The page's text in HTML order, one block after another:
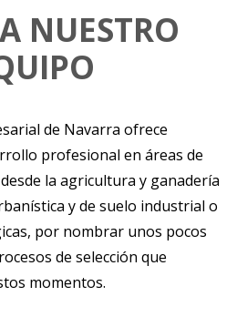
NUESTRO
de Navarra ofrece
profesional en áreas de
la agricultura y ganadería
y de suelo industrial o
por nombrar unos pocos
de selección que
momentos.